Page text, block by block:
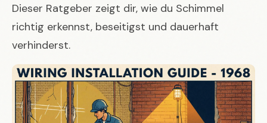
Dieser Ratgeber zeigt dir, wie du Schimmel
richtig erkennst, beseitigst und dauerhaft
verhinderst.